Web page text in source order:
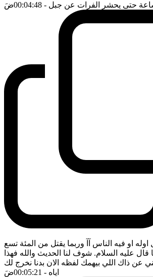
حتى يحشر الفرات عن جبل - 00:04:48 ضَ
او فيه الناس آآ وربما يقتل من المئة تسع
عليه السلام. شوف لنا الحديث والله فهذا
عن ذاك اللي بيهمك لفظه الان بدنا نخرج لك
اياه - 00:05:21 ضَ